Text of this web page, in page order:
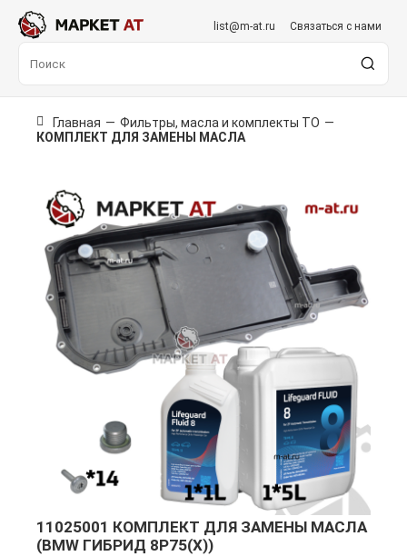
list@m-at.ru Связаться с нами
Главная — Фильтры, масла и комплекты ТО —
КОМПЛЕКТ ДЛЯ ЗАМЕНЫ МАСЛА
11025001 КОМПЛЕКТ ДЛЯ ЗАМЕНЫ МАСЛА
(BMW ГИБРИД 8P75(X))